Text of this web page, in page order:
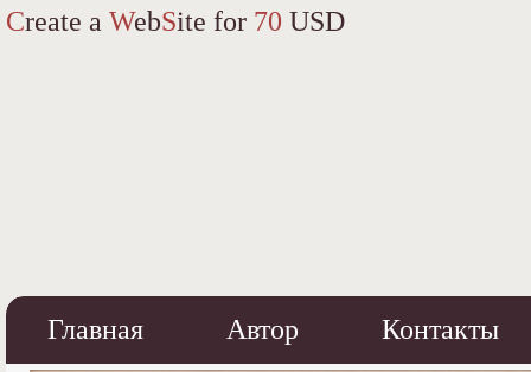
Create a WebSite for 70 USD
Главная Автор Контакты